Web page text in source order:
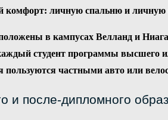
комфорт: личную спальню и
в кампусах Велланд и
студент программы высшего
частными авто или
и после-дипломного